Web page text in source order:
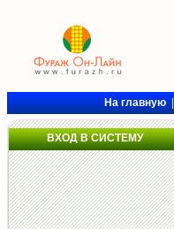
На главную
ВХОД В СИСТЕМУ